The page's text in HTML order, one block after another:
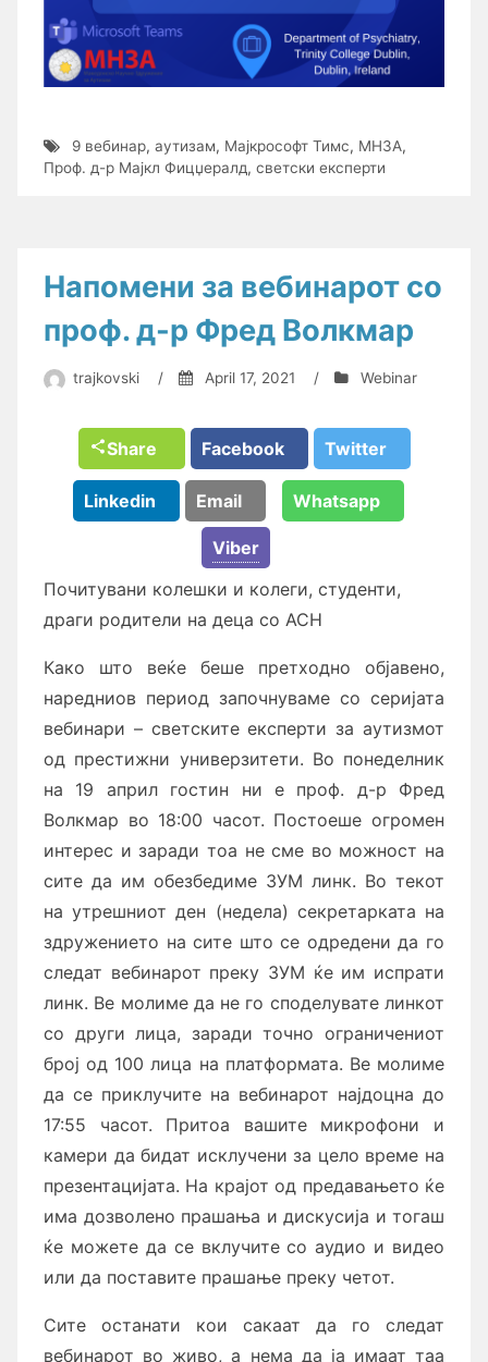
9 вебинар, аутизам, Мајкрософт Тимс, МНЗА,
Проф. д-р Мајкл Фицџералд, светски експерти
Напомени за вебинарот со
проф. д-р Фред Волкмар
trajkovski / April 17, 2021 / Webinar
Share Facebook Twitter
Linkedin Email Whatsapp
Viber
Почитувани колешки и колеги, студенти,
драги родители на деца со АСН
Како што веќе беше претходно објавено,
наредниов период започнуваме со серијата
вебинари – светските експерти за аутизмот
од престижни универзитети. Во понеделник
на 19 април гостин ни е проф. д-р Фред
Волкмар во 18:00 часот. Постоеше огромен
интерес и заради тоа не сме во можност на
сите да им обезбедиме ЗУМ линк. Во текот
на утрешниот ден (недела) секретарката на
здружението на сите што се одредени да го
следат вебинарот преку ЗУМ ќе им испрати
линк. Ве молиме да не го споделувате линкот
со други лица, заради точно ограничениот
број од 100 лица на платформата. Ве молиме
да се приклучите на вебинарот најдоцна до
17:55 часот. Притоа вашите микрофони и
камери да бидат исклучени за цело време на
презентацијата. На крајот од предавањето ќе
има дозволено прашања и дискусија и тогаш
ќе можете да се вклучите со аудио и видео
или да поставите прашање преку четот.
Сите останати кои сакаат да го следат
вебинарот во живо, а нема да ја имаат таа